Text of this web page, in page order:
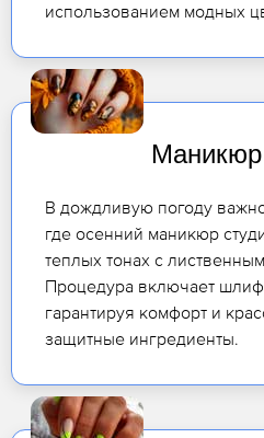
использованием модных
Маникюр
В дождливую погоду важно
где осенний маникюр
теплых тонах с
Процедура включает
гарантируя комфорт и
защитные ингредиенты.